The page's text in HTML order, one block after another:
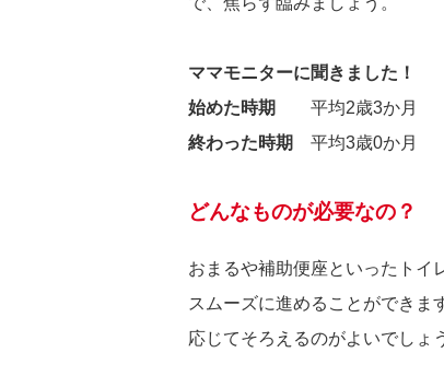
ママモニターに聞きました！
始めた時期
平均2歳3か月
終わった時期
平均3歳0か月
どんなものが必要なの？
おまるや補助便座といったトイ
スムーズに進めることができま
応じてそろえるのがよいでしょ